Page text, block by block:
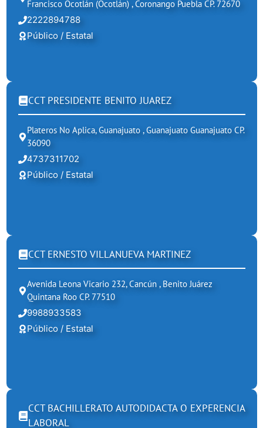
Francisco Ocotlán (ocotlán) , Coronango Puebla CP. 72670
2222894788
Público / Estatal
CCT PRESIDENTE BENITO JUAREZ
Plateros No Aplica, Guanajuato , Guanajuato Guanajuato CP.
36090
4737311702
Público / Estatal
CCT ERNESTO VILLANUEVA MARTINEZ
Avenida Leona Vicario 232, Cancún , Benito Juárez
Quintana Roo CP. 77510
9988933583
Público / Estatal
CCT BACHILLERATO AUTODIDACTA O EXPERENCIA
LABORAL